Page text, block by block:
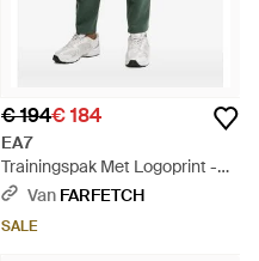
€ 194€ 184
EA7
Trainingspak Met Logoprint -
Groen
Van FARFETCH
SALE